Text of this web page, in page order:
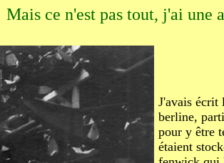
Mais ce n'est pas tout, j'ai une
J'avais écrit
berline,
pour y être
étaient